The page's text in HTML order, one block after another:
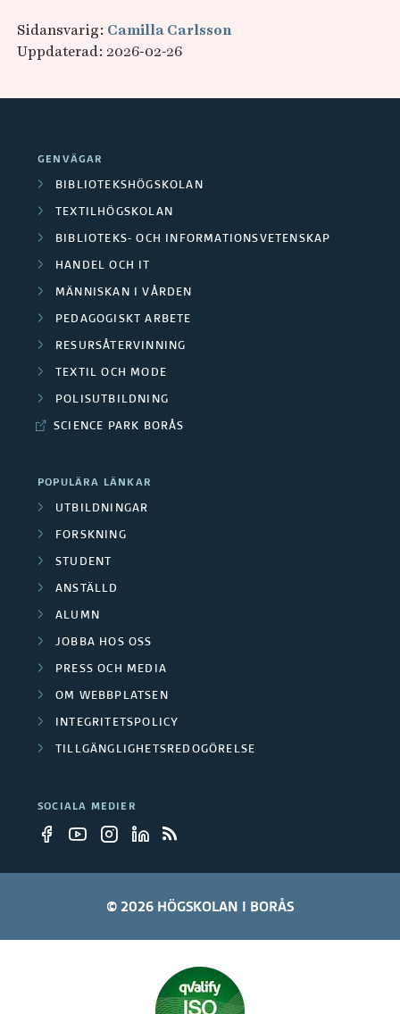
Sidansvarig: Camilla Carlsson
Uppdaterad: 2026-02-26
GENVÄGAR
BIBLIOTEKSHÖGSKOLAN
TEXTILHÖGSKOLAN
BIBLIOTEKS- OCH INFORMATIONSVETENSKAP
HANDEL OCH IT
MÄNNISKAN I VÅRDEN
PEDAGOGISKT ARBETE
RESURSÅTERVINNING
TEXTIL OCH MODE
POLISUTBILDNING
SCIENCE PARK BORÅS
POPULÄRA LÄNKAR
UTBILDNINGAR
FORSKNING
STUDENT
ANSTÄLLD
ALUMN
JOBBA HOS OSS
PRESS OCH MEDIA
OM WEBBPLATSEN
INTEGRITETSPOLICY
TILLGÄNGLIGHETSREDOGÖRELSE
SOCIALA MEDIER
© 2026 HÖGSKOLAN I BORÅS